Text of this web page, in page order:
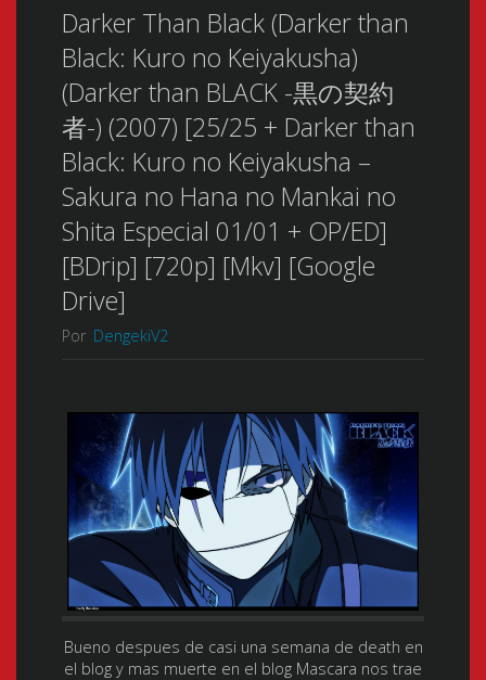
Darker Than Black (Darker than
Black: Kuro no Keiyakusha)
(Darker than BLACK -黒の契約
者-) (2007) [25/25 + Darker than
Black: Kuro no Keiyakusha –
Sakura no Hana no Mankai no
Shita Especial 01/01 + OP/ED]
[BDrip] [720p] [Mkv] [Google
Drive]
Por DengekiV2
Bueno despues de casi una semana de death en
el blog y mas muerte en el blog Mascara nos trae